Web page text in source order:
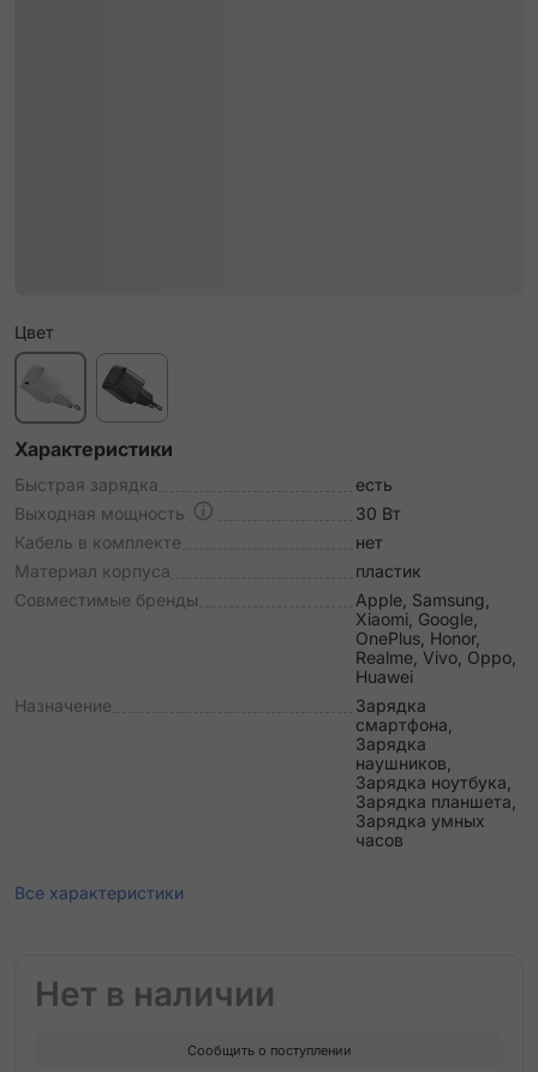
Цвет
Характеристики
Быстрая зарядка
есть
Выходная мощность
30 Вт
Кабель в комплекте
нет
Материал корпуса
пластик
Совместимые бренды
Apple, Samsung,
Xiaomi, Google,
OnePlus, Honor,
Realme, Vivo, Oppo,
Huawei
Назначение
Зарядка
смартфона,
Зарядка
наушников,
Зарядка ноутбука,
Зарядка планшета,
Зарядка умных
часов
Все характеристики
Нет в наличии
Сообщить о поступлении